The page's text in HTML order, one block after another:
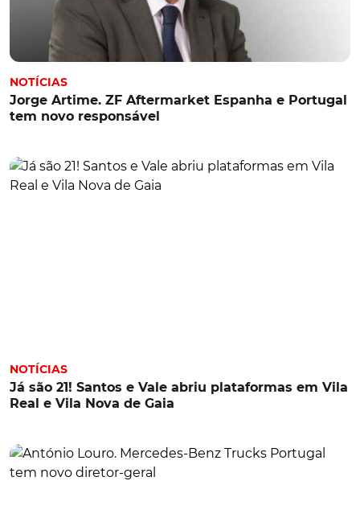
NOTÍCIAS
Jorge Artime. ZF Aftermarket Espanha e Portugal
tem novo responsável
NOTÍCIAS
Já são 21! Santos e Vale abriu plataformas em Vila
Real e Vila Nova de Gaia